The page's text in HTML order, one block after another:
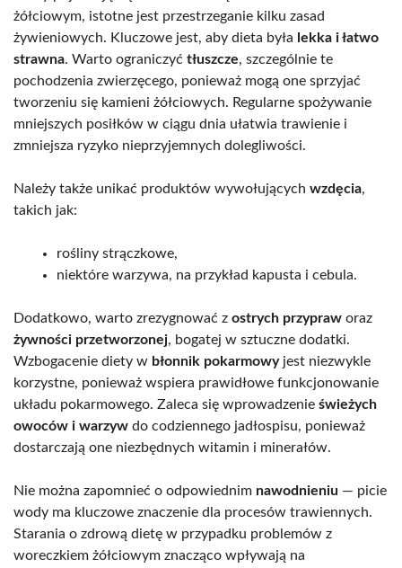
żółciowym, istotne jest przestrzeganie kilku zasad
żywieniowych. Kluczowe jest, aby dieta była lekka i łatwo
strawna. Warto ograniczyć tłuszcze, szczególnie te
pochodzenia zwierzęcego, ponieważ mogą one sprzyjać
tworzeniu się kamieni żółciowych. Regularne spożywanie
mniejszych posiłków w ciągu dnia ułatwia trawienie i
zmniejsza ryzyko nieprzyjemnych dolegliwości.
Należy także unikać produktów wywołujących wzdęcia,
takich jak:
rośliny strączkowe,
niektóre warzywa, na przykład kapusta i cebula.
Dodatkowo, warto zrezygnować z ostrych przypraw oraz
żywności przetworzonej, bogatej w sztuczne dodatki.
Wzbogacenie diety w błonnik pokarmowyjest niezwykle
korzystne, ponieważ wspiera prawidłowe funkcjonowanie
układu pokarmowego. Zaleca się wprowadzenie świeżych
owoców i warzyw do codziennego jadłospisu, ponieważ
dostarczają one niezbędnych witamin i minerałów.
Nie można zapomnieć o odpowiednim nawodnieniu — picie
wody ma kluczowe znaczenie dla procesów trawiennych.
Starania o zdrową dietę w przypadku problemów z
woreczkiem żółciowym znacząco wpływają na